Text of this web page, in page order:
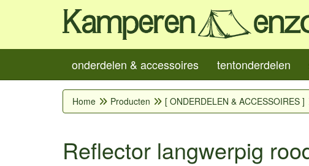
onderdelen & accessoires tentonderdelen
Home Producten [ ONDERDELEN & ACCESSOIRES ]
Reflector langwerpig